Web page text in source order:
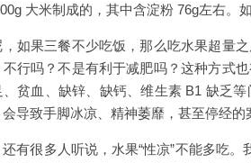
大米制成的，其中含淀粉 76g左右。
，如果三餐不少吃饭，那么吃水果超量
不行吗？不是有利于减肥吗？这种方式
、贫血、缺锌、缺钙、维生素 B1 缺乏
会导致手脚冰凉、精神萎靡，甚至停经的
还有很多人听说，水果“性凉”不能多吃